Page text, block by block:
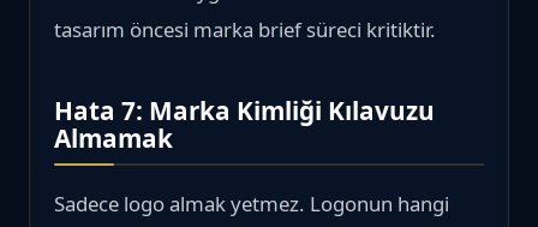
tasarım öncesi marka brief süreci kritiktir.
Hata 7: Marka Kimliği Kılavuzu
Almamak
Sadece logo almak yetmez. Logonun hangi